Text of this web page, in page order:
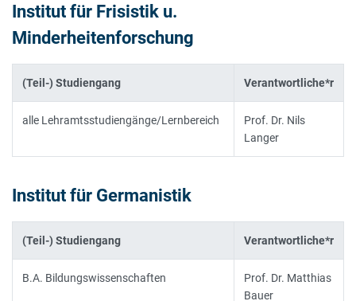
Institut für Frisistik u.
Minderheitenforschung
(Teil-) Studiengang Verantwortliche*r
alle Lehramtsstudiengänge/Lernbereich
Prof. Dr. Nils
Langer
Institut für Germanistik
(Teil-) Studiengang Verantwortliche*r
B.A. Bildungswissenschaften
Prof. Dr. Matthias
Bauer